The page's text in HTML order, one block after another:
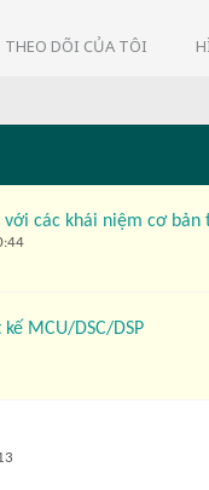
THEO DÕI CỦA TÔI
với các khái niệm cơ
MCU/DSC/DSP